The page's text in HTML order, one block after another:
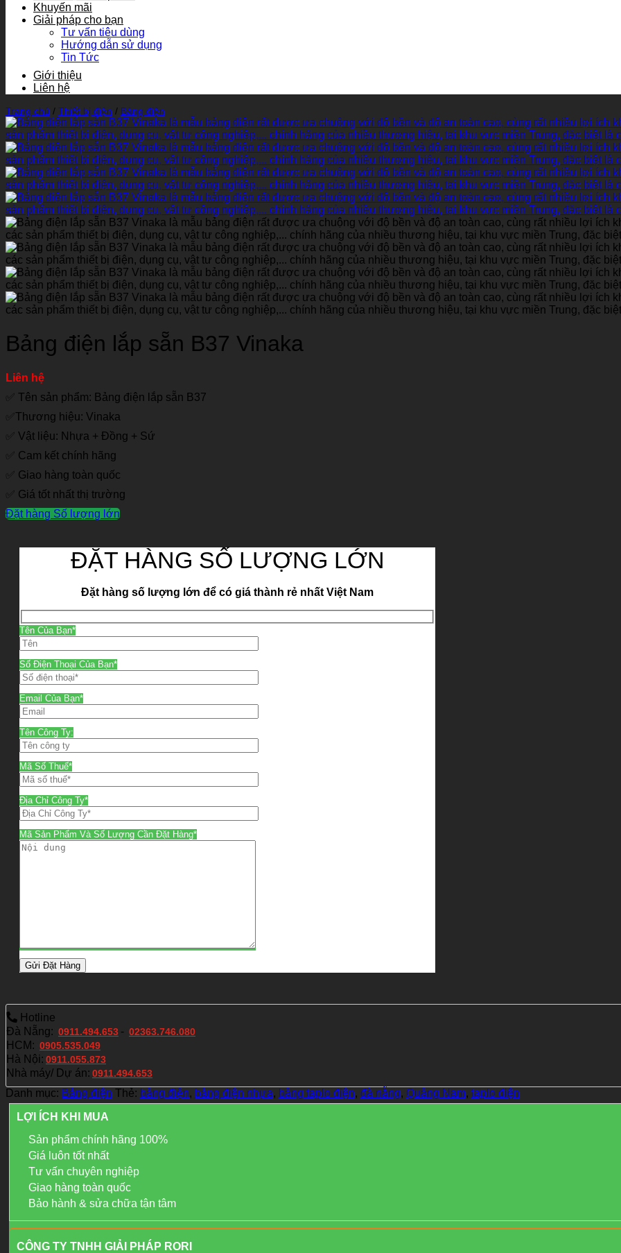
Khuyến mãi
Giải pháp cho bạn
Tư vấn tiêu dùng
Hướng dẫn sử dụng
Tin Tức
Giới thiệu
Liên hệ
Trang chủ / Thiết bị điện / Bảng điện
Bảng điện lắp sẵn B37 Vinaka
Liên hệ
✅ Tên sản phẩm: Bảng điện lắp sẵn B37
✅Thương hiệu: Vinaka
✅ Vật liệu: Nhựa + Đồng + Sứ
✅ Cam kết chính hãng
✅ Giao hàng toàn quốc
✅ Giá tốt nhất thị trường
Đặt hàng Số lượng lớn
ĐẶT HÀNG SỐ LƯỢNG LỚN
Đặt hàng số lượng lớn để có giá thành rẻ nhất Việt Nam
Tên Của Bạn*
Số Điện Thoại Của Bạn*
Email Của Bạn*
Tên Công Ty:
Mã Số Thuế*
Địa Chỉ Công Ty*
Mã Sản Phẩm Và Số Lượng Cần Đặt Hàng*
Hotline
Đà Nẵng: 0911.494.653 - 02363.746.080
HCM: 0905.535.049
Hà Nội: 0911.055.873
Nhà máy/ Dự án: 0911.494.653
Danh mục: Bảng điện Thẻ: bảng điện, bảng điện nhựa, bảng taplo điện, đà nẵng, Quảng Nam, taplo điện
LỢI ÍCH KHI MUA
Sản phẩm chính hãng 100%
Giá luôn tốt nhất
Tư vấn chuyên nghiệp
Giao hàng toàn quốc
Bảo hành & sửa chữa tận tâm
CÔNG TY TNHH GIẢI PHÁP RORI